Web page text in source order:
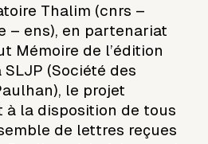
Thalim (cnrs –
– ens), en partenariat
Mémoire de l’édition
(Société des
le projet
à la disposition de tous
de lettres reçues